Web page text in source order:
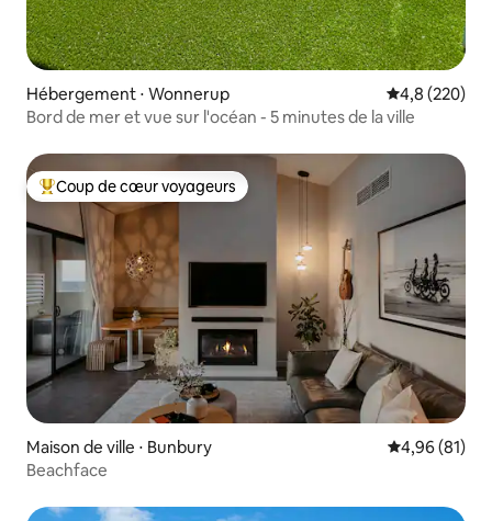
Hébergement ⋅ Wonnerup Évaluation
4,8 (220)
Bord de mer et vue sur l'océan - 5 minutes de la ville
Coups de cœur voyageurs les plus appréciés
Coup de cœur voyageurs
Maison de ville ⋅ Bunbury Évaluation
4,96 (81)
Beachface